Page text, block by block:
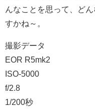
んなことを思って、ど
すかね～。
撮影データ
EOR R5mk2
ISO-5000
f/2.8
1/200秒